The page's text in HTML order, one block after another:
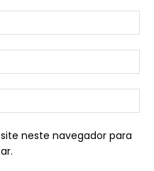
neste navegador para